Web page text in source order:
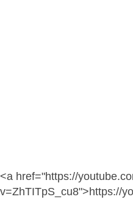
<a href="https://
v=ZhTITpS_cu8">https://